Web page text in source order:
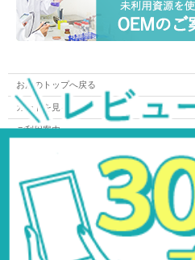
お店のトップへ戻る
カートを見る
ご利用案内
個人情報の取扱い
サイトマップ
お問い合わせ